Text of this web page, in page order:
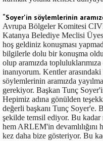
“Soyer'in söylemlerinin
Avrupa Bölgeler Komitesi
Katanya Belediye Meclisi
hoş geldiniz konuşması
bilgilerle dolu bir konuşma
olup aramızda topluluklarımıza
inanıyorum. Kentler
söylemlerinin aramızda
gerekiyor. Başkan Tunç
Hepimiz adına gönülden
değerli başkanı Tunç Soyer'e.
şekilde temsil ediyor. Bu
hem ARLEM'in devamlılığını
kez daha bize gösteriyor. Bu